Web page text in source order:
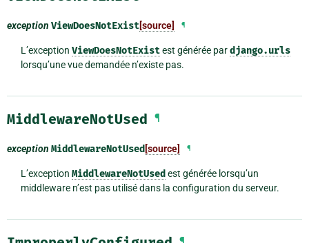
exception ViewDoesNotExist[source] ¶
L’exception ViewDoesNotExistest générée pardjango.urls
lorsqu’une vue demandée n’existe pas.
MiddlewareNotUsed ¶
exception MiddlewareNotUsed [source] ¶
L’exception MiddlewareNotUsedest générée lorsqu’un
middleware n’est pas utilisé dans la configuration du serveur.